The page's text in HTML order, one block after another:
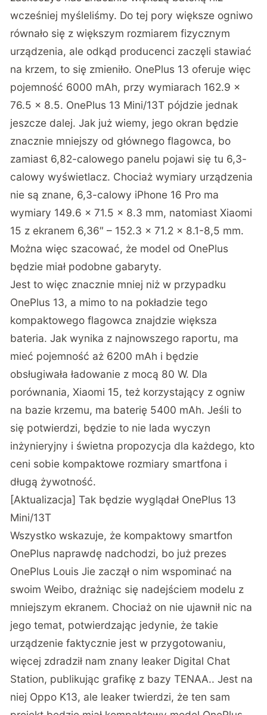
wcześniej myśleliśmy. Do tej pory większe ogniwo
równało się z większym rozmiarem fizycznym
urządzenia, ale odkąd producenci zaczęli stawiać
na krzem, to się zmieniło. OnePlus 13 oferuje więc
pojemność 6000 mAh, przy wymiarach 162.9 x
76.5 x 8.5. OnePlus 13 Mini/13T pójdzie jednak
jeszcze dalej. Jak już wiemy, jego okran będzie
znacznie mniejszy od głównego flagowca, bo
zamiast 6,82-calowego panelu pojawi się tu 6,3-
calowy wyświetlacz. Chociaż wymiary urządzenia
nie są znane, 6,3-calowy iPhone 16 Pro ma
wymiary 149.6 x 71.5 x 8.3 mm, natomiast Xiaomi
15 z ekranem 6,36″ – 152.3 x 71.2 x 8.1-8,5 mm.
Można więc szacować, że model od OnePlus
będzie miał podobne gabaryty.
Jest to więc znacznie mniej niż w przypadku
OnePlus 13, a mimo to na pokładzie tego
kompaktowego flagowca znajdzie większa
bateria. Jak wynika z najnowszego raportu, ma
mieć pojemność aż 6200 mAh i będzie
obsługiwała ładowanie z mocą 80 W. Dla
porównania, Xiaomi 15, też korzystający z ogniw
na bazie krzemu, ma baterię 5400 mAh. Jeśli to
się potwierdzi, będzie to nie lada wyczyn
inżynieryjny i świetna propozycja dla każdego, kto
ceni sobie kompaktowe rozmiary smartfona i
długą żywotność.
[Aktualizacja] Tak będzie wyglądał OnePlus 13
Mini/13T
Wszystko wskazuje, że kompaktowy smartfon
OnePlus naprawdę nadchodzi, bo już prezes
OnePlus Louis Jie zaczął o nim wspominać na
swoim Weibo, drażniąc się nadejściem modelu z
mniejszym ekranem. Chociaż on nie ujawnił nic na
jego temat, potwierdzając jedynie, że takie
urządzenie faktycznie jest w przygotowaniu,
więcej zdradził nam znany leaker Digital Chat
Station, publikując grafikę z bazy TENAA.. Jest na
niej Oppo K13, ale leaker twierdzi, że ten sam